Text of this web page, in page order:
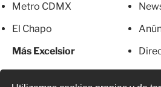
Metro CDMX
El Chapo
Más Excelsior